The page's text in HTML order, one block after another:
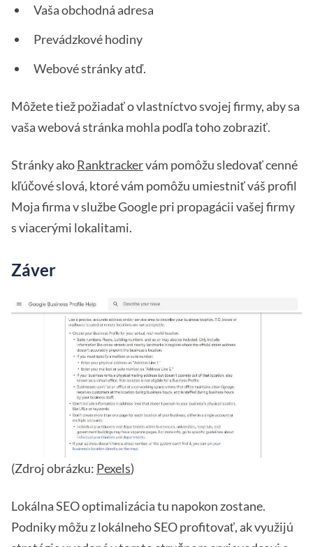
Vaša obchodná adresa
Prevádzkové hodiny
Webové stránky atď.
Môžete tiež požiadať o vlastníctvo svojej firmy, aby sa
vaša webová stránka mohla podľa toho zobraziť.
Stránky akoRanktrackervám pomôžu sledovať cenné
kľúčové slová, ktoré vám pomôžu umiestniť váš profil
Moja firma v službe Google pri propagácii vašej firmy
s viacerými lokalitami.
Záver
(Zdroj obrázku: Pexels)
Lokálna SEO optimalizácia tu napokon zostane.
Podniky môžu z lokálneho SEO profitovať, ak využijú